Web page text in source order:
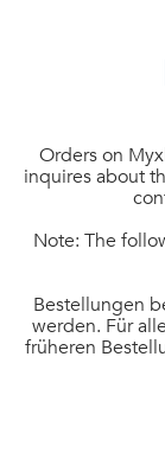
Orders on
inquires about
Note: The
Bestellungen
werden. Für
früheren